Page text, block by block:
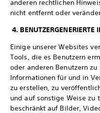
anderen rechtlichen
nicht entfernt oder
4. BENUTZERGENERIERTE
Einige unserer Websites
Tools, die es Benutzern
oder anderen Benutzern
Informationen für und in
zu erstellen, zu
und auf sonstige Weise
beschränkt auf Bilder,